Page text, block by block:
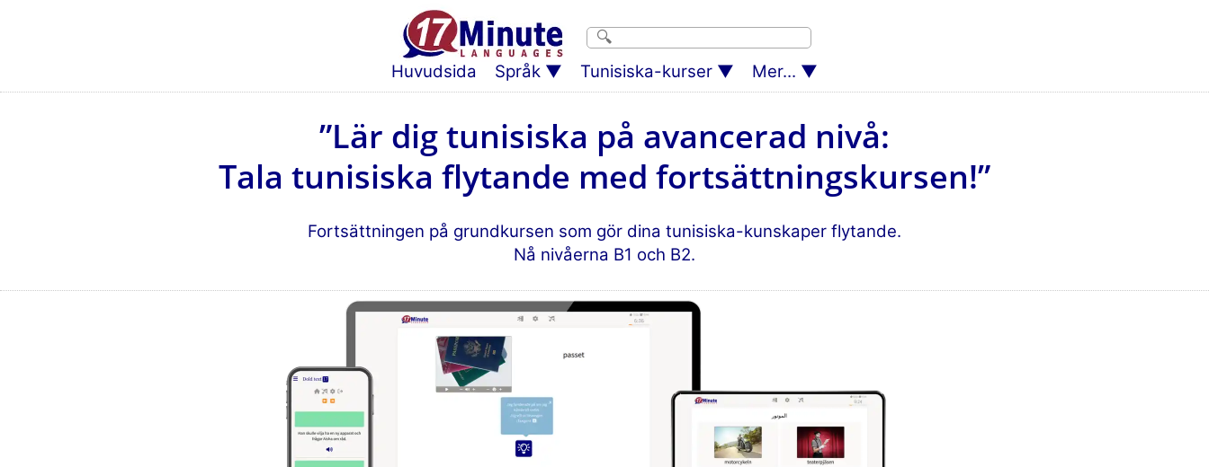
Huvudsida Språk Tunisiska-kurser Mer...
”Lär dig tunisiska på avancerad nivå:
Tala tunisiska flytande med fortsättningskursen!”
Fortsättningen på grundkursen som gör dina tunisiska-kunskaper flytande.
Nå nivåerna B1 och B2.